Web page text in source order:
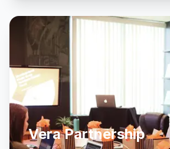
Vera Partnership